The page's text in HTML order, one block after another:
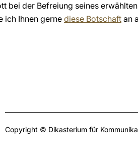
bei der Befreiung seines
ich Ihnen gerne diese Botschaft an
Copyright © Dikasterium für